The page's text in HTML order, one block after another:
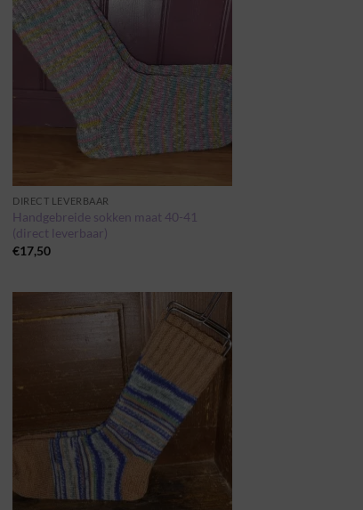
DIRECT LEVERBAAR
Handgebreide sokken maat 40-41
(direct leverbaar)
€17,50
Toevoegen